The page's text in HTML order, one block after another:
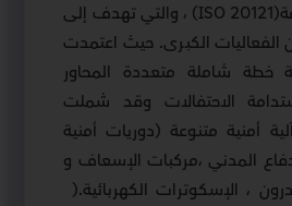
(ISO، والتي تهدف إلى
الكبرى. حيث اعتمدت
شاملة متعددة المحاور
الاحتفالات وقد شملت
196 آلية أمنية متنوعة (دوريات أمنية
المدني ،مركبات الإسعاف و
، الإسكوترات الكهربائية).